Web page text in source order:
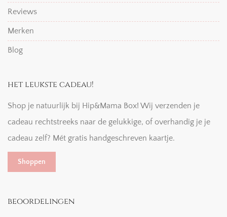
Reviews
Merken
Blog
het leukste cadeau!
Shop je natuurlijk bij Hip&Mama Box! Wij verzenden je
cadeau rechtstreeks naar de gelukkige, of overhandig je je
cadeau zelf? Mét gratis handgeschreven kaartje.
Shoppen
beoordelingen